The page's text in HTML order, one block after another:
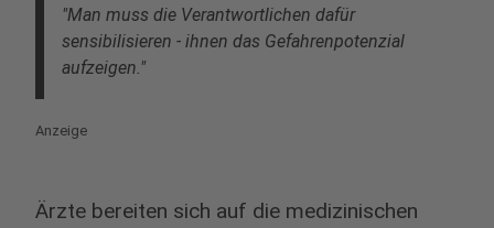
"Man muss die Verantwortlichen dafür
sensibilisieren - ihnen das Gefahrenpotenzial
aufzeigen."
Anzeige
Ärzte bereiten sich auf die medizinischen